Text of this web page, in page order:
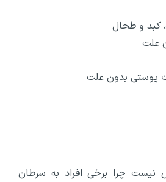
کبد و طحال
پوستی بدون علت
چرا برخی افراد به سرطان